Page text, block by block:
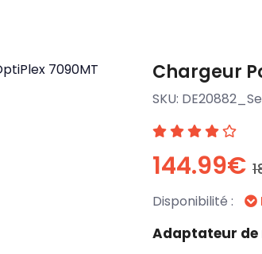
Chargeur
SKU: DE20882_Se
144.99€
Disponibilité :
Adaptateur de